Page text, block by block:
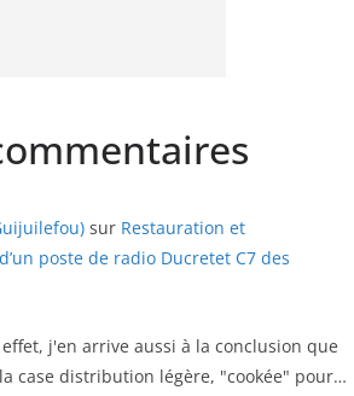
sur Restauration et
poste de radio Ducretet C7 des
effet, j'en arrive aussi à la conclusion que
case distribution légère, "cookée" pour…